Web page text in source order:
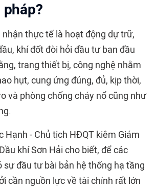
nhận thực tế là hoạt động dự trữ,
khí đốt đòi hỏi đầu tư ban đầu
trang thiết bị, công nghệ nhằm
hụt, cung ứng đúng, đủ, kịp thời,
và phòng chống cháy nổ cũng như
Hạnh - Chủ tịch HĐQT kiêm Giám
khí Sơn Hải cho biết, để các
sự đầu tư bài bản hệ thống hạ tầng
cần nguồn lực về tài chính rất lớn